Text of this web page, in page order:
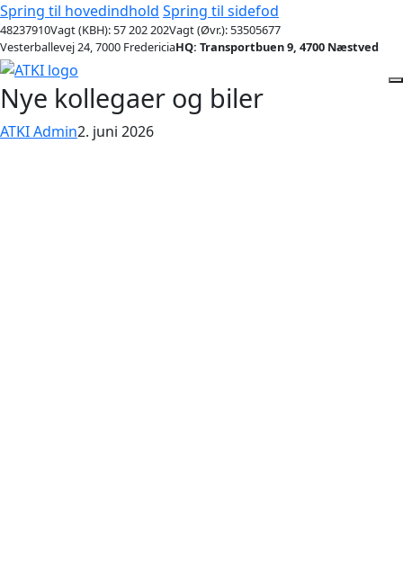
Spring til hovedindhold Spring til sidefod
48237910Vagt (KBH): 57 202 202Vagt (Øvr.): 53505677
Vesterballevej 24, 7000 FredericiaHQ: Transportbuen 9, 4700 Næstved
Nye kollegaer og biler
ATKI Admin2. juni 2026